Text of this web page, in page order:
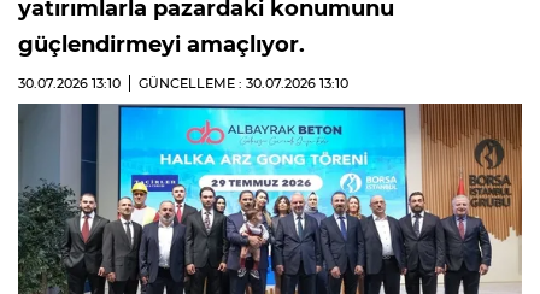
yatırımlarla pazardaki konumunu
güçlendirmeyi amaçlıyor.
30.07.2026 13:10 GÜNCELLEME : 30.07.2026 13:10